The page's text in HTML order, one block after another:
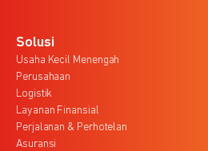
Solusi
Usaha Kecil Menengah
Perusahaan
Logistik
Layanan Finansial
Perjalanan & Perhotelan
Asuransi